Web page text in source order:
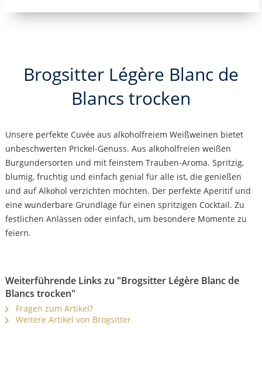
Brogsitter Légère Blanc de
Blancs trocken
Unsere perfekte Cuvée aus alkoholfreiem Weißweinen bietet
unbeschwerten Prickel-Genuss. Aus alkoholfreien weißen
Burgundersorten und mit feinstem Trauben-Aroma. Spritzig,
blumig, fruchtig und einfach genial für alle ist, die genießen
und auf Alkohol verzichten möchten. Der perfekte Aperitif und
eine wunderbare Grundlage für einen spritzigen Cocktail. Zu
festlichen Anlässen oder einfach, um besondere Momente zu
feiern.
Weiterführende Links zu "Brogsitter Légère Blanc de
Blancs trocken"
Fragen zum Artikel?
Weitere Artikel von Brogsitter